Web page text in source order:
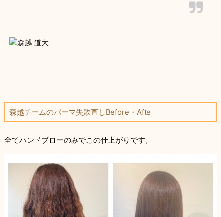
ーマでチリチリ、バサバサになった髪の毛も、お直し
可能です。月間５０人以上のチリチリパーマをパーマ
森越チームのパーマ失敗直しBefore・Afte
全てハンドブローのみでこの仕上がりです。